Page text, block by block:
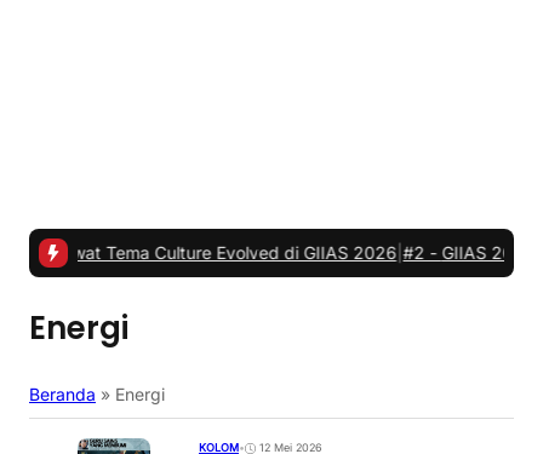
Tema Culture Evolved di GIIAS 2026 |#2 - GIIAS 2026, JETOUR
Energi
Beranda » Energi
KOLOM• 12 Mei 2026